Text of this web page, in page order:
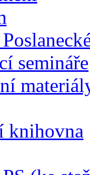
semináře
knihovna